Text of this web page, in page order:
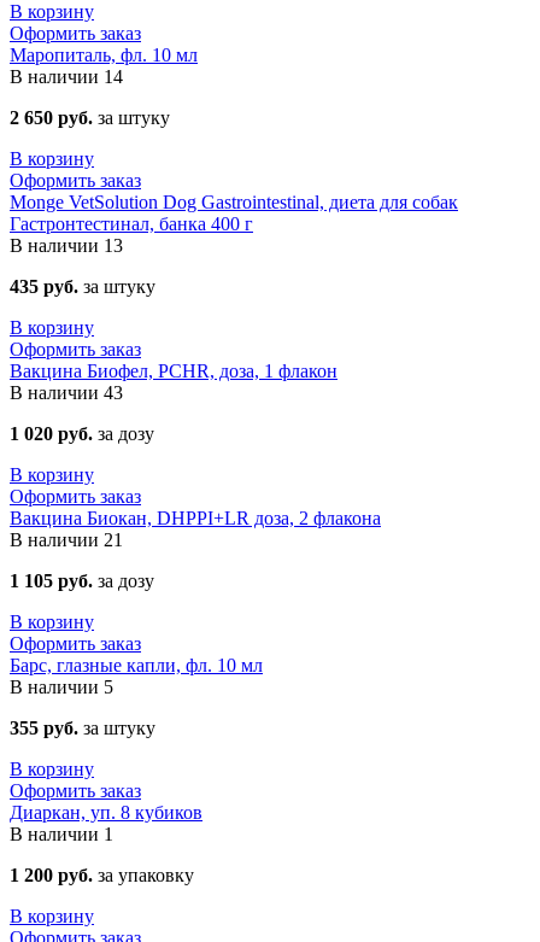
В корзину
Оформить заказ
Маропиталь, фл. 10 мл
В наличии 14
2 650 руб. за штуку
В корзину
Оформить заказ
Monge VetSolution Dog Gastrointestinal, диета для собак
Гастронтестинал, банка 400 г
В наличии 13
435 руб. за штуку
В корзину
Оформить заказ
Вакцина Биофел, PCHR, доза, 1 флакон
В наличии 43
1 020 руб. за дозу
В корзину
Оформить заказ
Вакцина Биокан, DHPPI+LR доза, 2 флакона
В наличии 21
1 105 руб. за дозу
В корзину
Оформить заказ
Барс, глазные капли, фл. 10 мл
В наличии 5
355 руб. за штуку
В корзину
Оформить заказ
Диаркан, уп. 8 кубиков
В наличии 1
1 200 руб. за упаковку
В корзину